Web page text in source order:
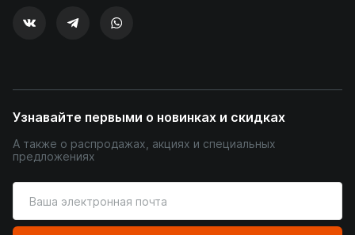
Узнавайте первыми о новинках и скидках
А также о распродажах, акциях и специальных
предложениях
ваш
адрес